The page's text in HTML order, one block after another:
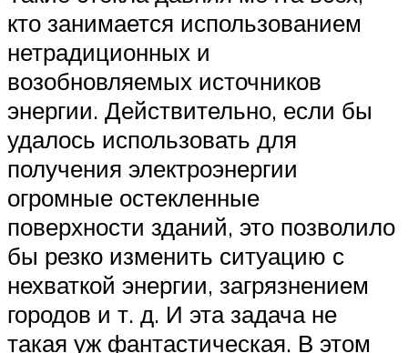
кто занимается использованием
нетрадиционных и
возобновляемых источников
энергии. Действительно, если бы
удалось использовать для
получения электроэнергии
огромные остекленные
поверхности зданий, это позволило
бы резко изменить ситуацию с
нехваткой энергии, загрязнением
городов и т. д. И эта задача не
такая уж фантастическая. В этом